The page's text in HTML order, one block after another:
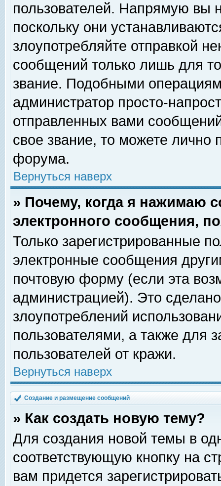
пользователей. Напрямую вы
поскольку они
злоупотребляйте отправкой
сообщений только лишь для
звание. Подобными
администратор просто-
отправленных вами
свое звание, то можете лично
форума.
Вернуться наверх
» Почему, когда я нажимаю
электронного сообщения,
Только зарегистрированные
электронные сообщения
почтовую форму (если эта
администрацией). Это
злоупотреблений
пользователями, а также для
пользователей от кражи.
Вернуться наверх
Создание и размещение сообщений
» Как создать новую тему?
Для создания новой темы в
соответствующую кнопку на
вам придется